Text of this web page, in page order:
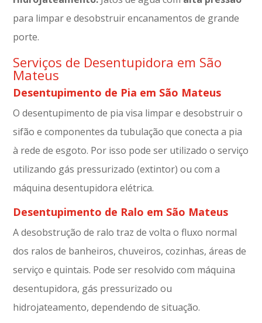
para limpar e desobstruir encanamentos de grande
porte.
Serviços de Desentupidora em São
Mateus
Desentupimento de Pia em São Mateus
O desentupimento de pia visa limpar e desobstruir o
sifão e componentes da tubulação que conecta a pia
à rede de esgoto. Por isso pode ser utilizado o serviço
utilizando gás pressurizado (extintor) ou com a
máquina desentupidora elétrica.
Desentupimento de Ralo em São Mateus
A desobstrução de ralo traz de volta o fluxo normal
dos ralos de banheiros, chuveiros, cozinhas, áreas de
serviço e quintais. Pode ser resolvido com máquina
desentupidora, gás pressurizado ou
hidrojateamento, dependendo de situação.